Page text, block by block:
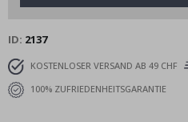
ID 2137
KOSTENLOSER VERSAND AB 49 CHF
100% ZUFRIEDENHEITSGARANTIE